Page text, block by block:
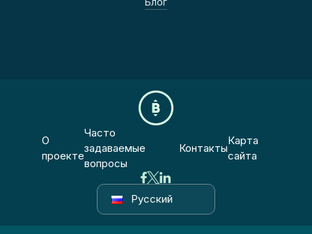
О
проекте
Часто
задаваемые
вопросы
Контакты
Карта
сайта
Русский